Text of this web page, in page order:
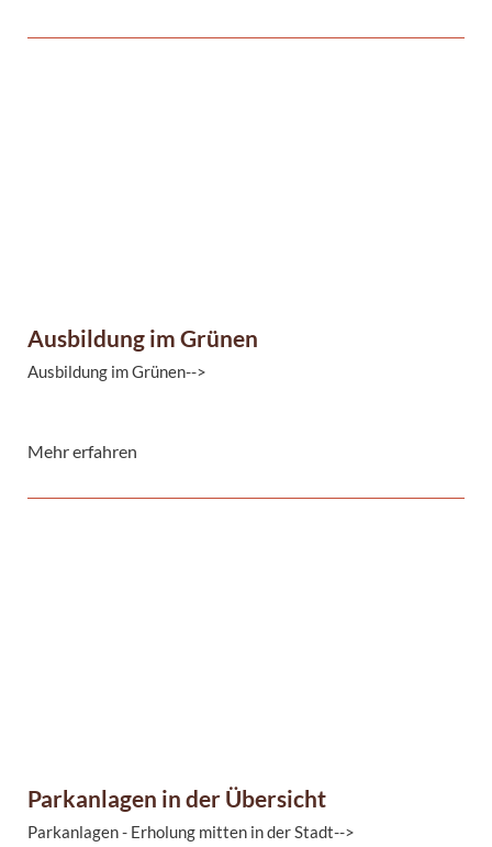
Ausbildung im Grünen
Ausbildung im Grünen-->
bildet in ...
Mehr erfahren
Parkanlagen in der Übersicht
Parkanlagen - Erholung mitten in der Stadt-->